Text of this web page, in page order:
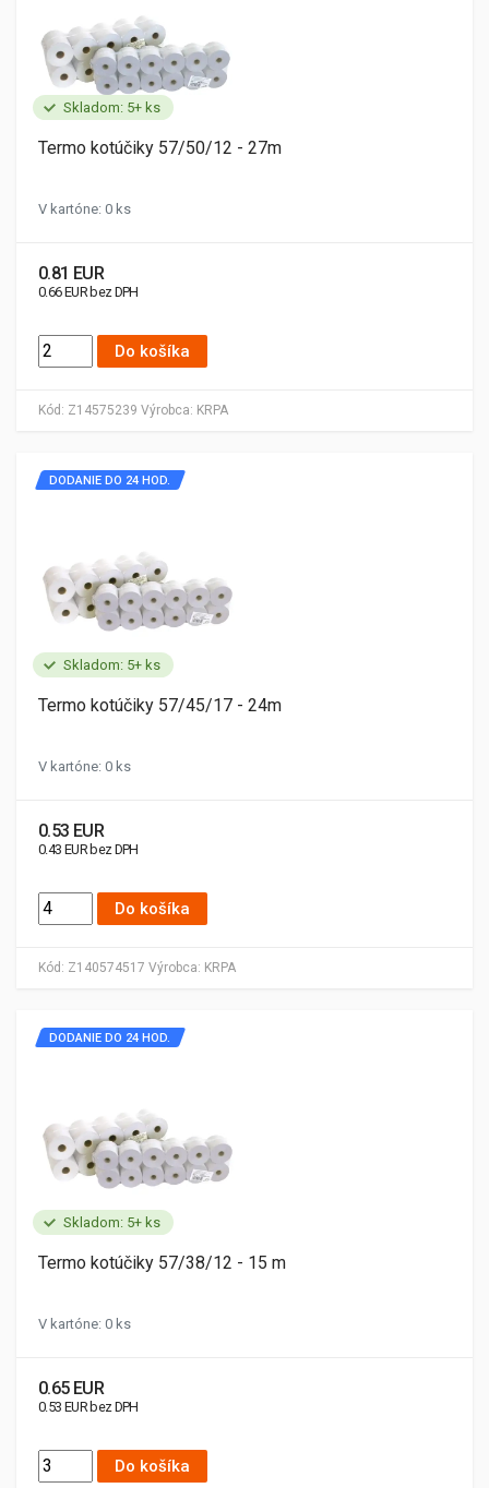
Skladom: 5+ ks
Kód: Z14575239 Výrobca: KRPA
Termo kotúčiky 57/50/12 - 27m
V kartóne: 0 ks
0.81 EUR
0.66 EUR bez DPH
Do košíka
Skladom: 5+ ks
Kód: Z140574517 Výrobca: KRPA
DODANIE DO 24 HOD.
Termo kotúčiky 57/45/17 - 24m
V kartóne: 0 ks
0.53 EUR
0.43 EUR bez DPH
Do košíka
Skladom: 5+ ks
DODANIE DO 24 HOD.
Termo kotúčiky 57/38/12 - 15 m
V kartóne: 0 ks
0.65 EUR
0.53 EUR bez DPH
Do košíka